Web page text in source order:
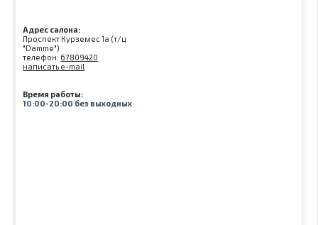
Адрес салона:
Проспект Курземес 1а (т/ц
"Damme")
телефон: 67809420
написать e-mail
Время работы:
10:00-20:00 без выходных